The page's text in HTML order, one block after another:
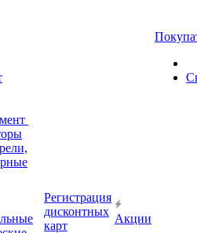
Регистрация
дисконтных
карт
Акции